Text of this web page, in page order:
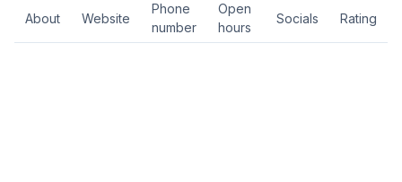
About Website
Phone
number
Open
hours
Socials Rating